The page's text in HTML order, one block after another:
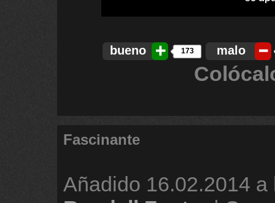
bueno 173 malo
Fascinante
Añadido 16.02.2014 a